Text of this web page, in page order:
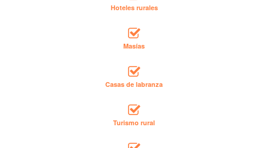
Hoteles rurales
Masías
Casas de labranza
Turismo rural